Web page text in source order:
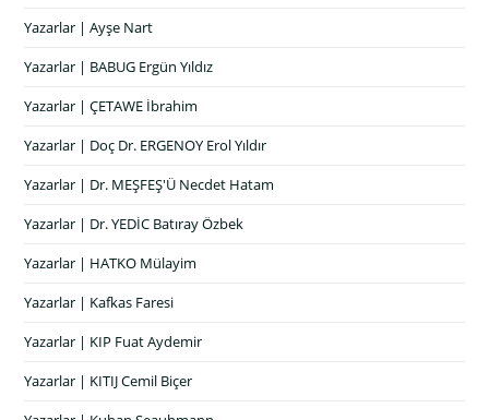
Yazarlar | Ayşe Nart
Yazarlar | BABUG Ergün Yıldız
Yazarlar | ÇETAWE İbrahim
Yazarlar | Doç Dr. ERGENOY Erol Yıldır
Yazarlar | Dr. MEŞFEŞ'Ü Necdet Hatam
Yazarlar | Dr. YEDİC Batıray Özbek
Yazarlar | HATKO Mülayim
Yazarlar | Kafkas Faresi
Yazarlar | KIP Fuat Aydemir
Yazarlar | KITIJ Cemil Biçer